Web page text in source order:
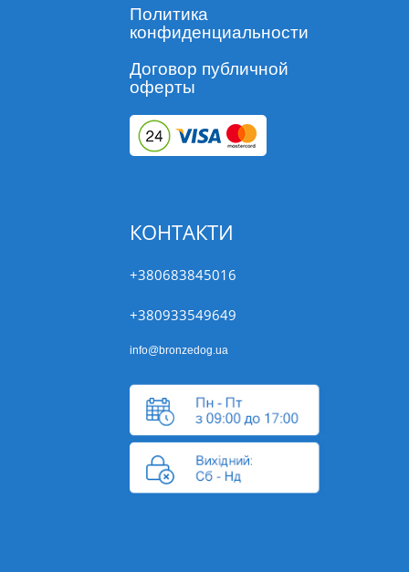
Политика
конфиденциальности
Договор публичной
оферты
КОНТАКТИ
+380683845016
+380933549649
info@bronzedog.ua